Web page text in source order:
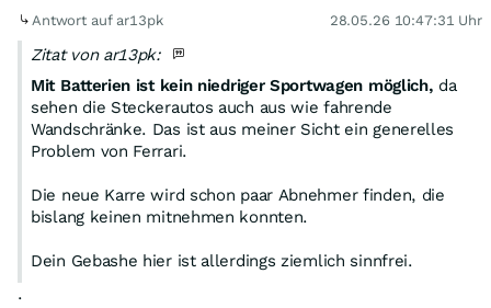
Antwort auf ar13pk 28.05.26 10:47:31 Uhr
Zitat von ar13pk:
Mit Batterien ist kein niedriger Sportwagen möglich, da
sehen die Steckerautos auch aus wie fahrende
Wandschränke. Das ist aus meiner Sicht ein generelles
Problem von Ferrari.
Die neue Karre wird schon paar Abnehmer finden, die
bislang keinen mitnehmen konnten.
Dein Gebashe hier ist allerdings ziemlich sinnfrei.
.